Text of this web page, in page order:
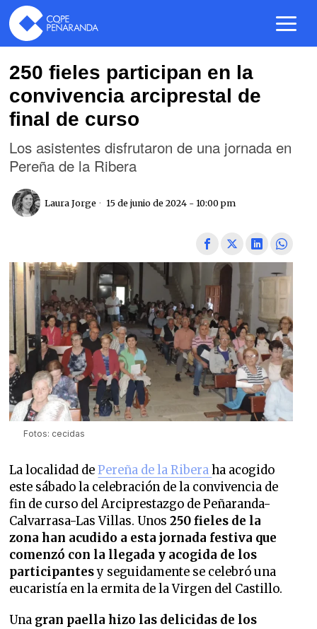
250 fieles participan en la
convivencia arciprestal de
final de curso
Los asistentes disfrutaron de una jornada en
Pereña de la Ribera
Laura Jorge 15 de junio de 2024 - 10:00 pm
Fotos: cecidas
La localidad dePereña de la Ribera ha acogido
este sábado la celebración de la convivencia de
fin de curso del Arciprestazgo de Peñaranda-
Calvarrasa-Las Villas. Unos 250 fieles de la
zona han acudido a esta jornada festiva que
comenzó con la llegada y acogida de los
participantesy seguidamente se celebró una
eucaristía en la ermita de la Virgen del Castillo.
Una gran paella hizo las delicidas de los